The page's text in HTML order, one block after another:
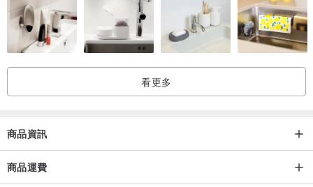
看更多
商品資訊
商品運費